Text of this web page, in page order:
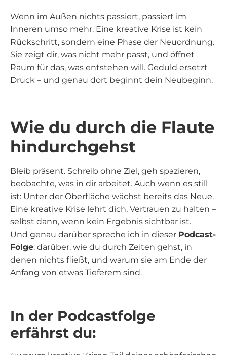
Wenn im Außen nichts passiert, passiert im
Inneren umso mehr. Eine kreative Krise ist kein
Rückschritt, sondern eine Phase der Neuordnung.
Sie zeigt dir, was nicht mehr passt, und öffnet
Raum für das, was entstehen will. Geduld ersetzt
Druck – und genau dort beginnt dein Neubeginn.
Wie du durch die Flaute
hindurchgehst
Bleib präsent. Schreib ohne Ziel, geh spazieren,
beobachte, was in dir arbeitet. Auch wenn es still
ist: Unter der Oberfläche wächst bereits das Neue.
Eine kreative Krise lehrt dich, Vertrauen zu halten –
selbst dann, wenn kein Ergebnis sichtbar ist.
Und genau darüber spreche ich in dieser Podcast-
Folge: darüber, wie du durch Zeiten gehst, in
denen nichts fließt, und warum sie am Ende der
Anfang von etwas Tieferem sind.
In der Podcastfolge
erfährst du: